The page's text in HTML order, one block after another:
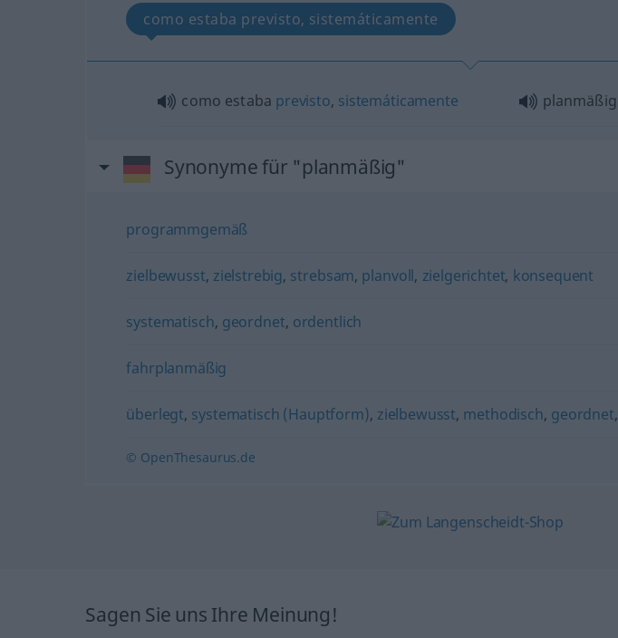
como estaba previsto, sistemáticamente
como estaba previsto, sistemáticamente planmäßig
Synonyme für "planmäßig"
programmgemäß
zielbewusst, zielstrebig, strebsam, planvoll, zielgerichtet, konsequent
systematisch, geordnet, ordentlich
fahrplanmäßig
überlegt, systematisch (Hauptform), zielbewusst, methodisch, geordnet,
© OpenThesaurus.de
Sagen Sie uns Ihre Meinung!